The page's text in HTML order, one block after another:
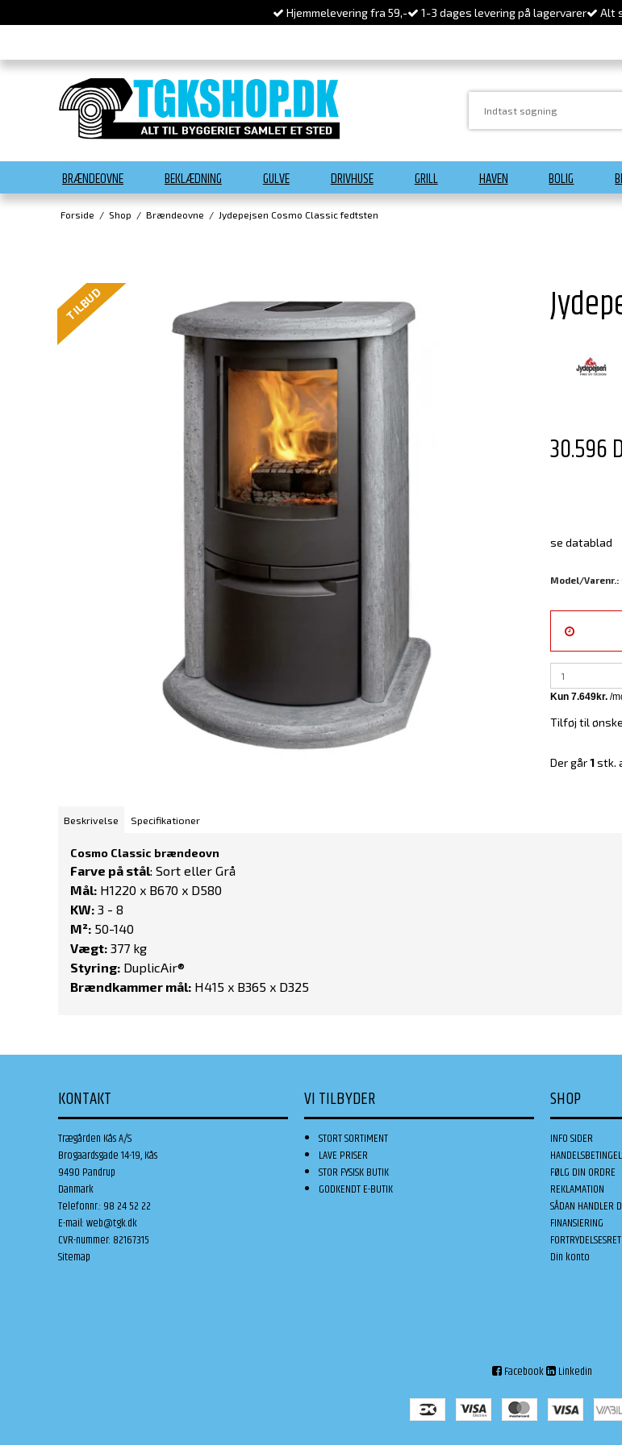
Hjemmelevering fra 59,- 1-3 dages levering på lagervarer Alt
BRÆNDEOVNE BEKLÆDNING GULVE DRIVHUSE GRILL HAVEN BOLIG
Forside / Shop / Brændeovne / Jydepejsen Cosmo Classic fedtsten
TILBUD
30.596
se datablad
Model/Varenr.:
Tilføj til
Der går1stk.
Beskrivelse Specifikationer
Cosmo Classic brændeovn
Farve på stål: Sort eller Grå
Mål: H1220 x B670 x D580
KW: 3 - 8
M²: 50-140
Vægt: 377 kg
Styring: DuplicAir®
Brændkammer mål: H415 x B365 x D325
KONTAKT
Trægården Kås A/S
Brogaardsgade 14-19, Kås
9490 Pandrup
Danmark
Telefonnr.: 98 24 52 22
E-mail:web@tgk.dk
CVR-nummer: 82167315
Sitemap
VI TILBYDER
STORT SORTIMENT
LAVE PRISER
STOR FYSISK BUTIK
GODKENDT E-BUTIK
SHOP
INFO SIDER
FØLG DIN ORDRE
REKLAMATION
SÅDAN HANDLER
FINANSIERING
FORTRYDELSESRET
Din konto
Facebook Linkedin